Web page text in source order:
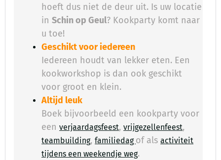
hoeft dus niet de deur uit. Is uw locatie
inSchin op Geul? Kookparty komt naar
u toe!
Geschikt voor iedereen
Iedereen houdt van lekker eten. Een
kookworkshop is dan ook geschikt
voor groot en klein.
Altijd leuk
Boek bijvoorbeeld een kookparty voor
eenverjaardagsfeest,vrijgezellenfeest,
teambuilding,familiedag of alsactiviteit
tijdens een weekendje weg.